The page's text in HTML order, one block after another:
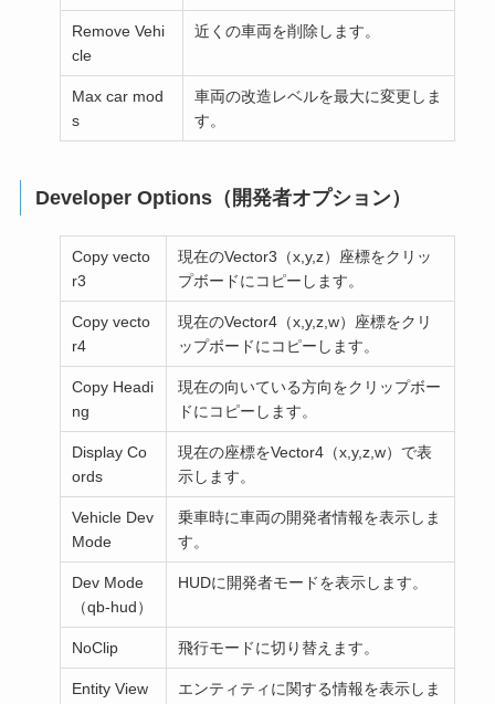
Remove Vehi
cle
近くの車両を削除します。
Max car mod
s
車両の改造レベルを最大に変更しま
す。
Developer Options（開発者オプション）
Copy vecto
r3
現在のVector3（x,y,z）座標をクリッ
プボードにコピーします。
Copy vecto
r4
現在のVector4（x,y,z,w）座標をクリ
ップボードにコピーします。
Copy Headi
ng
現在の向いている方向をクリップボー
ドにコピーします。
Display Co
ords
現在の座標をVector4（x,y,z,w）で表
示します。
Vehicle Dev
Mode
乗車時に車両の開発者情報を表示しま
す。
Dev Mode
（qb-hud）
HUDに開発者モードを表示します。
NoClip 飛行モードに切り替えます。
Entity View
エンティティに関する情報を表示しま